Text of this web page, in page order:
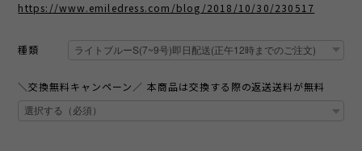
https://www.emiledress.com/blog/2018/10/30/230517
種類
＼交換無料キャンペーン／ 本商品は交換する際の返送送料が無料